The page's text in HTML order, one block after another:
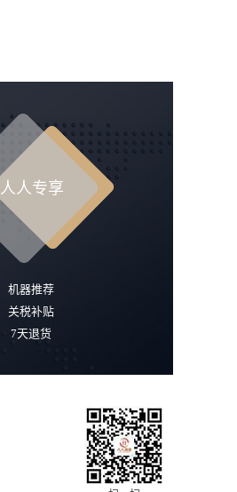
人人专享
机器推荐
关税补贴
7天退货